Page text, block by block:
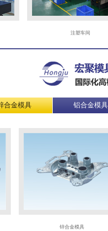
注塑车间
合金模具 铝合金模具
锌合金模具